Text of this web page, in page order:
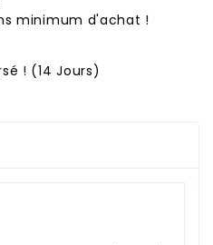
minimum d'achat !
! (14 Jours)